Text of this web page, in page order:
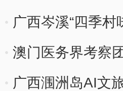
广西岑溪“四季村
澳门医务界考察
广西涠洲岛AI文